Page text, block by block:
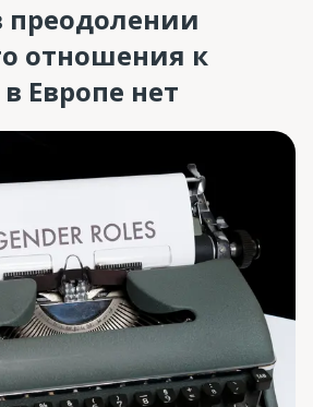
преодолении
отношения к
Европе нет